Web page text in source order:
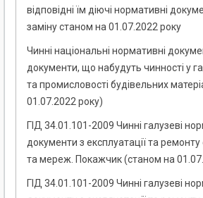
відповідні їм діючі нормативні
заміну станом на 01.07.2022 року
Чинні національні нормативні
документи, що набудуть чинності у
та промисловості будівельних
01.07.2022 року)
ГІД 34.01.101-2009 Чинні галузеві
документи з експлуатації та ремонту
та мереж. Покажчик (станом на
ГІД 34.01.101-2009 Чинні галузеві